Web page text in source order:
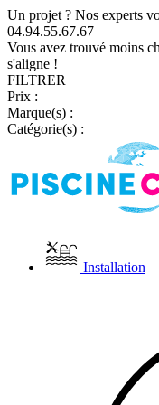
Un projet ? Nos experts
04.94.55.67.67
Vous avez trouvé moins
s'aligne !
FILTRER
Prix :
Marque(s) :
Catégorie(s) :
Installation